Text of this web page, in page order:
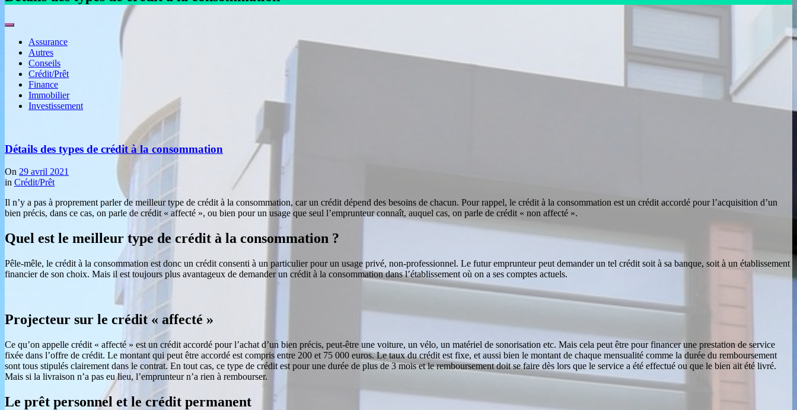
Assurance
Autres
Conseils
Crédit/Prêt
Finance
Immobilier
Investissement
Détails des types de crédit à la consommation
On 29 avril 2021
in Crédit/Prêt
Il n’y a pas à proprement parler de meilleur type de crédit à la consommation, car un crédit dépend des besoins de chacun. Pour rappel, le crédit à la consommation est un crédit accordé pour l’acquisition d’un
bien précis, dans ce cas, on parle de crédit « affecté », ou bien pour un usage que seul l’emprunteur connaît, auquel cas, on parle de crédit « non affecté ».
Quel est le meilleur type de crédit à la consommation ?
Pêle-mêle, le crédit à la consommation est donc un crédit consenti à un particulier pour un usage privé, non-professionnel. Le futur emprunteur peut demander un tel crédit soit à sa banque, soit à un établissement
financier de son choix. Mais il est toujours plus avantageux de demander un crédit à la consommation dans l’établissement où on a ses comptes actuels.
Projecteur sur le crédit « affecté »
Ce qu’on appelle crédit « affecté » est un crédit accordé pour l’achat d’un bien précis, peut-être une voiture, un vélo, un matériel de sonorisation etc. Mais cela peut être pour financer une prestation de service
fixée dans l’offre de crédit. Le montant qui peut être accordé est compris entre 200 et 75 000 euros. Le taux du crédit est fixe, et aussi bien le montant de chaque mensualité comme la durée du remboursement
sont tous stipulés clairement dans le contrat. En tout cas, ce type de crédit est pour une durée de plus de 3 mois et le remboursement doit se faire dès lors que le service a été effectué ou que le bien ait été livré.
Mais si la livraison n’a pas eu lieu, l’emprunteur n’a rien à rembourser.
Le prêt personnel et le crédit permanent